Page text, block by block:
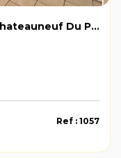
A LOUER Appartement T2 sur Chateauneuf Du Pape 43.60m2 sans extérieur
Ref : 1057